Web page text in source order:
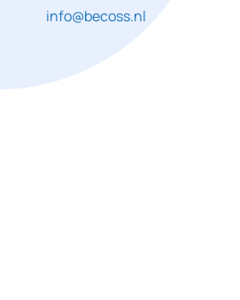
info@becoss.nl